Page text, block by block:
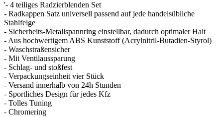
'- 4 teiliges Radzierblenden Set
- Radkappen Satz universell passend auf jede handelsübliche
Stahlfelge
- Sicherheits-Metallspannring einstellbar, dadurch optimaler Halt
- Aus hochwertigem ABS Kunststoff (Acrylnitril-Butadien-Styrol)
- Waschstraßensicher
- Mit Ventilaussparung
- Schlag- und stoßfest
- Verpackungseinheit vier Stück
- Versand innerhalb von 24h Stunden
- Sportliches Design für jedes Kfz
- Tolles Tuning
- Chromering